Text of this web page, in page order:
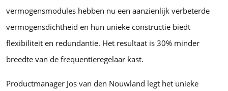
vermogensmodules hebben nu een aanzienlijk verbeterde
vermogensdichtheid en hun unieke constructie biedt
flexibiliteit en redundantie. Het resultaat is 30% minder
breedte van de frequentieregelaar kast.
Productmanager Jos van den Nouwland legt het unieke